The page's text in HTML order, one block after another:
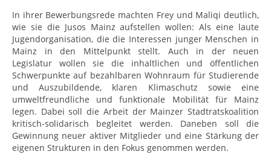
In ihrer Bewerbungsrede machten Frey und Maliqi deutlich,
wie sie die Jusos Mainz aufstellen wollen: Als eine laute
Jugendorganisation, die die Interessen junger Menschen in
Mainz in den Mittelpunkt stellt. Auch in der neuen
Legislatur wollen sie die inhaltlichen und öffentlichen
Schwerpunkte auf bezahlbaren Wohnraum für Studierende
und Auszubildende, klaren Klimaschutz sowie eine
umweltfreundliche und funktionale Mobilität für Mainz
legen. Dabei soll die Arbeit der Mainzer Stadtratskoalition
kritisch-solidarisch begleitet werden. Daneben soll die
Gewinnung neuer aktiver Mitglieder und eine Stärkung der
eigenen Strukturen in den Fokus genommen werden.